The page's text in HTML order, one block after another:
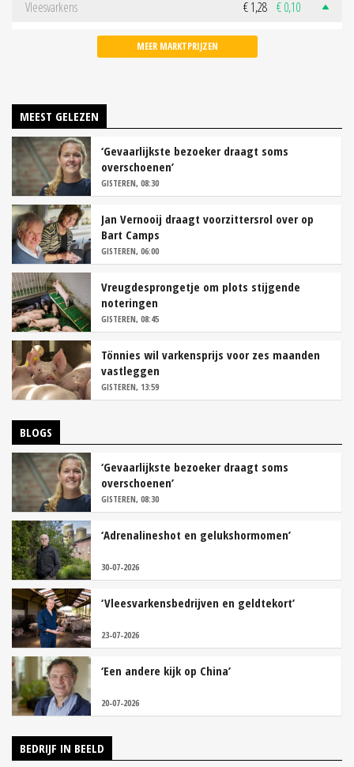
Vleesvarkens € 1,28 € 0,10
MEER MARKTPRIJZEN
MEEST GELEZEN
‘Gevaarlijkste bezoeker draagt soms
overschoenen’
GISTEREN, 08:30
Jan Vernooij draagt voorzittersrol over op
Bart Camps
GISTEREN, 06:00
Vreugdesprongetje om plots stijgende
noteringen
GISTEREN, 08:45
Tönnies wil varkensprijs voor zes maanden
vastleggen
GISTEREN, 13:59
BLOGS
‘Gevaarlijkste bezoeker draagt soms
overschoenen’
GISTEREN, 08:30
‘Adrenalineshot en gelukshormomen’
30-07-2026
‘Vleesvarkensbedrijven en geldtekort’
23-07-2026
‘Een andere kijk op China’
20-07-2026
BEDRIJF IN BEELD